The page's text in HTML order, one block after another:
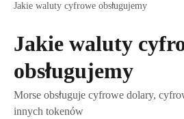
Jakie waluty cyfrowe obsługujemy
Jakie waluty
obsługujemy
Morse obsługuje cyfrowe dolary,
innych tokenów